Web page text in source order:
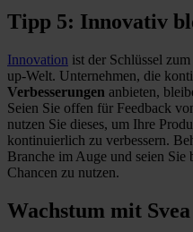
Tipp 5: Innovativ
Innovation ist der Schlüssel
up-Welt. Unternehmen, die
Verbesserungen anbieten,
Seien Sie offen für Feedback
nutzen Sie dieses, um Ihre
kontinuierlich zu verbessern.
Branche im Auge und seien Sie
Chancen zu nutzen.
Wachstum mit